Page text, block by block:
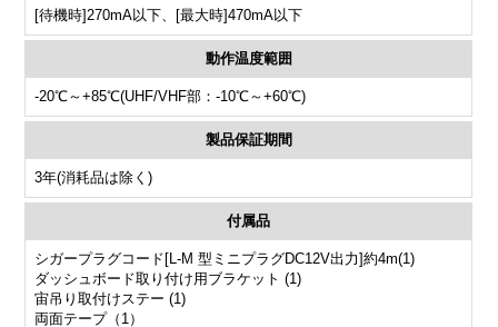
[待機時]270mA以下、[最大時]470mA以下
動作温度範囲
-20℃～+85℃(UHF/VHF部：-10℃～+60℃)
製品保証期間
3年(消耗品は除く)
付属品
シガープラグコード[L-M 型ミニプラグDC12V出力]約4m(1)
ダッシュボード取り付け用ブラケット (1)
宙吊り取付けステー (1)
両面テープ（1）